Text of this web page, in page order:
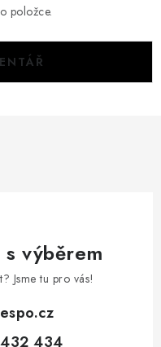
položce.
s výběrem
Jsme tu pro vás!
434